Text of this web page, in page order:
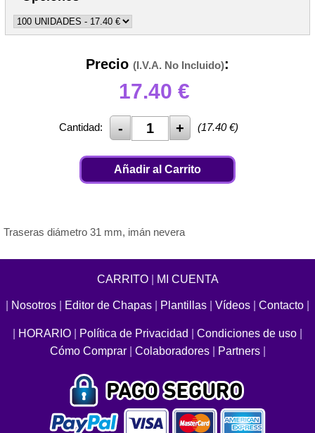
Precio (I.V.A. No Incluido):
17.40 €
Cantidad: (17.40€)
Añadir al Carrito
Traseras diámetro 31 mm, imán nevera
CARRITO| MI CUENTA
Nosotros Editor de Chapas Plantillas Vídeos Contacto
HORARIO Política de Privacidad Condiciones de uso
Cómo Comprar
Colaboradores Partners